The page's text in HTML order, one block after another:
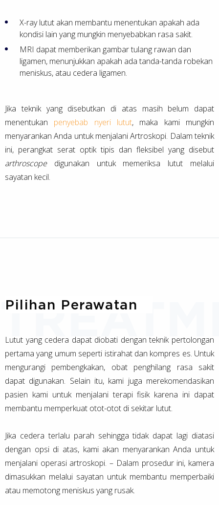
X-ray lutut akan membantu menentukan apakah ada
kondisi lain yang mungkin menyebabkan rasa sakit.
MRI dapat memberikan gambar tulang rawan dan
ligamen, menunjukkan apakah ada tanda-tanda robekan
meniskus, atau cedera ligamen.
Jika teknik yang disebutkan di atas masih belum dapat
menentukan penyebab nyeri lutut, maka kami mungkin
menyarankan Anda untuk menjalani Artroskopi. Dalam teknik
ini, perangkat serat optik tipis dan fleksibel yang disebut
arthroscopedigunakan untuk memeriksa lutut melalui
sayatan kecil.
Pilihan Perawatan
Lutut yang cedera dapat diobati dengan teknik pertolongan
pertama yang umum seperti istirahat dan kompres es. Untuk
mengurangi pembengkakan, obat penghilang rasa sakit
dapat digunakan. Selain itu, kami juga merekomendasikan
pasien kami untuk menjalani terapi fisik karena ini dapat
membantu memperkuat otot-otot di sekitar lutut.
Jika cedera terlalu parah sehingga tidak dapat lagi diatasi
dengan opsi di atas, kami akan menyarankan Anda untuk
menjalani operasi artroskopi. – Dalam prosedur ini, kamera
dimasukkan melalui sayatan untuk membantu memperbaiki
atau memotong meniskus yang rusak.